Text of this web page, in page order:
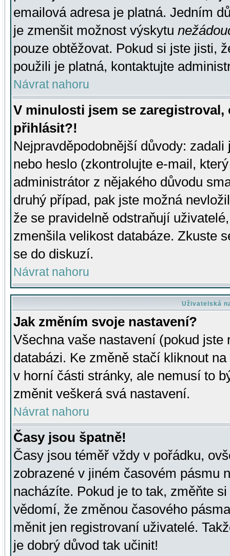
emailová adresa je platná. Jedním
je zmenšit možnost výskytu
pouze obtěžovat. Pokud si jste jisti,
použili je platná, kontaktujte
Návrat nahoru
V minulosti jsem se
přihlásit?!
Nejpravděpodobnější důvody:
nebo heslo (zkontrolujte e-mail,
administrátor z nějakého důvodu
druhý případ, pak jste možná
že se pravidelně odstraňují
zmenšila velikost databáze. Zkuste
se do diskuzí.
Návrat nahoru
Uživatelská
Jak změním svoje nastavení?
Všechna vaše nastavení (pokud
databázi. Ke změně stačí kliknout
v horní části stránky, ale nemusí to
změnit veškerá svá nastavení.
Návrat nahoru
Časy jsou špatně!
Časy jsou téměř vždy v pořádku,
zobrazené v jiném časovém pásmu
nacházíte. Pokud je to tak, změňte
vědomí, že změnou časového
měnit jen registrovaní uživatelé.
je dobrý důvod tak učinit!